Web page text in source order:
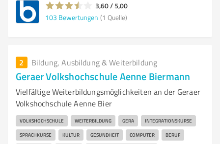
3,60 / 5,00
103 Bewertungen (1 Quelle)
2 Bildung, Ausbildung & Weiterbildung
Geraer Volkshochschule Aenne Biermann
Vielfältige Weiterbildungsmöglichkeiten an der Geraer
Volkshochschule Aenne Bier
VOLKSHOCHSCHULE WEITERBILDUNG GERA INTEGRATIONSKURSE
SPRACHKURSE KULTUR GESUNDHEIT COMPUTER BERUF